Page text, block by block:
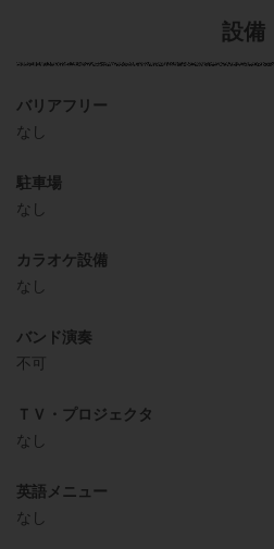
設備
バリアフリー
なし
駐車場
なし
カラオケ設備
なし
バンド演奏
不可
ＴＶ・プロジェクタ
なし
英語メニュー
なし